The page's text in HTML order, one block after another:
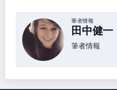
筆者情報
田中健一
筆者情報